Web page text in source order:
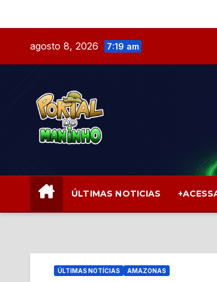
to
contentagosto 8, 2026 7:19 am
ÚLTIMAS NOTICIAS
ÚLTIMAS NOTÍCIAS AMAZONAS